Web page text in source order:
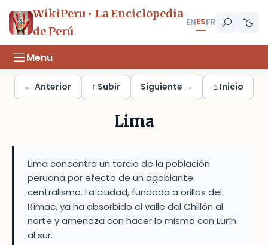
WikiPeru • La Enciclopedia
de Perú
ENESFR
Menu
← Anterior ↑ Subir Siguiente → ⌂ Inicio
Lima
Lima concentra un tercio de la población
peruana por efecto de un agobiante
centralismo. La ciudad, fundada a orillas del
Rímac, ya ha absorbido el valle del Chillón al
norte y amenaza con hacer lo mismo con Lurín
al sur.